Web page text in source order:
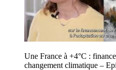
Une France à +4°C :
changement climatique –